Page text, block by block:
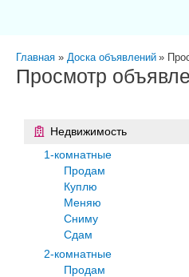
Главная Доска объявлений
Просмотр
Недвижимость
1-комнатные
Продам
Куплю
Меняю
Сниму
Сдам
2-комнатные
Продам